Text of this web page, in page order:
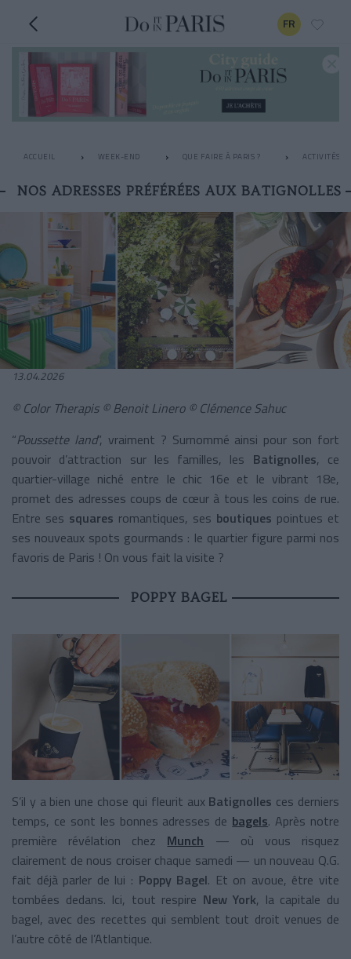
FR
ACCUEIL WEEK-END QUE FAIRE À PARIS ? ACTIVITÉS
NOS ADRESSES PRÉFÉRÉES AUX BATIGNOLLES
13.04.2026
© Color Therapis © Benoit Linero © Clémence Sahuc
“Poussette land”, vraiment ? Surnommé ainsi pour son fort
pouvoir d’attraction sur les familles, les Batignolles, ce
quartier-village niché entre le chic 16e et le vibrant 18e,
promet des adresses coups de cœur à tous les coins de rue.
Entre ses squares romantiques, ses boutiques pointues et
ses nouveaux spots gourmands : le quartier figure parmi nos
favoris de Paris ! On vous fait la visite ?
POPPY BAGEL
S’il y a bien une chose qui fleurit aux Batignolles ces derniers
temps, ce sont les bonnes adresses de bagels. Après notre
première révélation chez Munch
— où vous risquez
clairement de nous croiser chaque samedi — un nouveau Q.G.
fait déjà parler de lui : Poppy Bagel. Et on avoue, être vite
tombées dedans. Ici, tout respire New York, la capitale du
bagel, avec des recettes qui semblent tout droit venues de
l’autre côté de l’Atlantique.